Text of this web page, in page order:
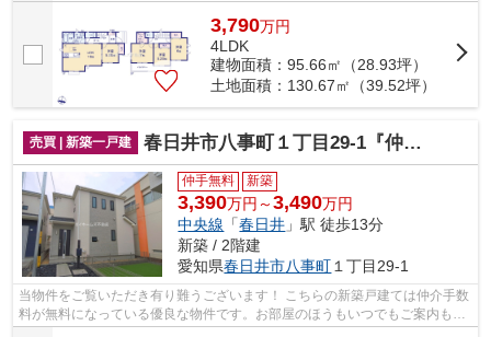
3,790万円
4LDK
建物面積：95.66㎡（28.93坪）
土地面積：130.67㎡（39.52坪）
売買 | 新築一戸建 春日井市八事町１丁目29-1『仲介料無料』新築戸建て
仲手無料 新築
3,390万円～3,490万円
中央線 「春日井 」駅 徒歩13分
新築 / 2階建
愛知県春日井市八事町 １丁目29-1
当物件をご覧いただき有り難うございます！ こちらの新築戸建ては仲介手数
料が無料になっている優良な物件です。お部屋のほうもいつでもご案内もさ